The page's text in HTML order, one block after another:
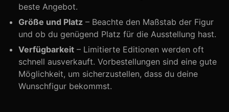
beste Angebot.
Größe und Platz – Beachte den Maßstab der Figur
und ob du genügend Platz für die Ausstellung hast.
Verfügbarkeit – Limitierte Editionen werden oft
schnell ausverkauft. Vorbestellungen sind eine gute
Möglichkeit, um sicherzustellen, dass du deine
Wunschfigur bekommst.